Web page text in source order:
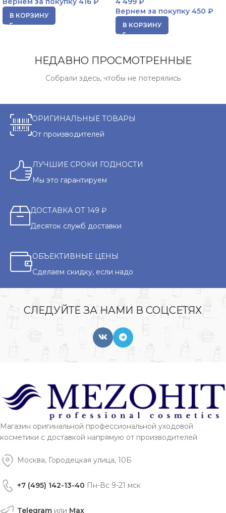
В КОРЗИНУ
Вернем за покупку 450 ₽
В КОРЗИНУ
НЕДАВНО ПРОСМОТРЕННЫЕ
Собрали здесь, чтобы не потерялись
ОРИГИНАЛЬНЫЕ ТОВАРЫ
От производителей
ЛУЧШИЕ СРОКИ ГОДНОСТИ
Мы это гарантируем
ДОСТАВКА ОТ 149 ₽
Десяток служб доставки
ОБЪЕКТИВНЫЕ ЦЕНЫ
Сделаем скидку, если надо
СЛЕДУЙТЕ ЗА НАМИ В СОЦСЕТЯХ
Магазин оригинальной профессиональной уходовой
косметики с доставкой напрямую от производителей
Москва, Городецкая улица, 10Б
+7 (495) 142-13-40 Пн-Вс 9-21 мск
Telegram или Max